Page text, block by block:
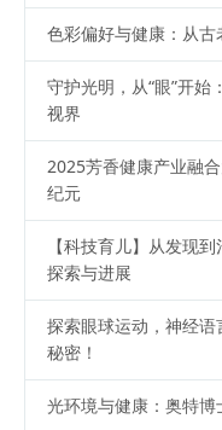
色彩偏好与健康：从
守护光明，从“眼”开
视界
2025芳香健康产业融
纪元
【科技育儿】从发现
探索与进展
探索眼球运动，神经语
秘密！
光环境与健康：奥特